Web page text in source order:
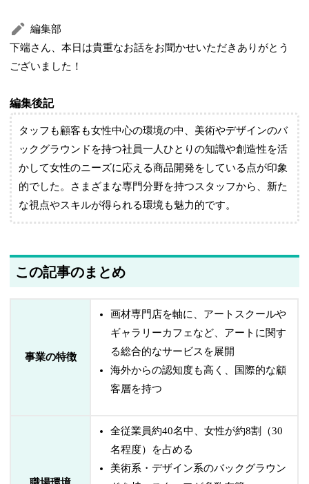
編集部
下端さん、本日は貴重なお話をお聞かせいただきありがとう
ございました！
編集後記
タッフも顧客も女性中心の環境の中、美術やデザインのバ
ックグラウンドを持つ社員一人ひとりの知識や創造性を活
かして女性のニーズに応える商品開発をしている点が印象
的でした。さまざまな専門分野を持つスタッフから、新た
な視点やスキルが得られる環境も魅力的です。
この記事のまとめ
事業の特徴
画材専門店を軸に、アートスクールや
ギャラリーカフェなど、アートに関す
る総合的なサービスを展開
海外からの認知度も高く、国際的な顧
客層を持つ
全従業員約40名中、女性が約8割（30
名程度）を占める
美術系・デザイン系のバックグラウン